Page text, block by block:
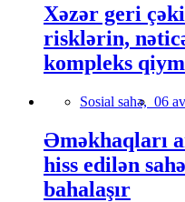
Xəzər geri
risklərin,
kompleks
Sosial sahə, 06
Əməkhaqları
hiss edilən
bahalaşır